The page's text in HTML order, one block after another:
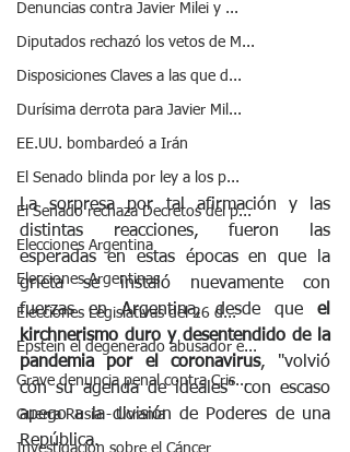
Denuncias contra Javier Milei y ...
Diputados rechazó los vetos de M...
Disposiciones Claves a las que d...
Durísima derrota para Javier Mil...
EE.UU. bombardeó a Irán
El Senado blinda por ley a los p...
El Senado rechaza Decretos del p...
Elecciones Argentina
Elecciones Argentinas
Elecciones Legislativas del 26 d...
Epstein el degenerado abusador e...
Grave denuncia penal contra Cris...
Guerra Rusia - Ucrania
Investigación sobre el Cáncer
La sorpresa por tal afirmación y las
distintas reacciones, fueron las
esperadas en estas épocas en que la
grieta se instaló nuevamente con
fuerzas en Argentina, desde que el
kirchnerismo duro y desentendido de la
pandemia por el coronavirus, "volvió
con su agenda de ideales" con escaso
apego a la división de Poderes de una
República.